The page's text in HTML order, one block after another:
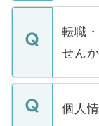
ます。
いただ
マイナ
うち約
けない
下記の
ません
■応募
転職
せん
転職・
ん。ま
個人